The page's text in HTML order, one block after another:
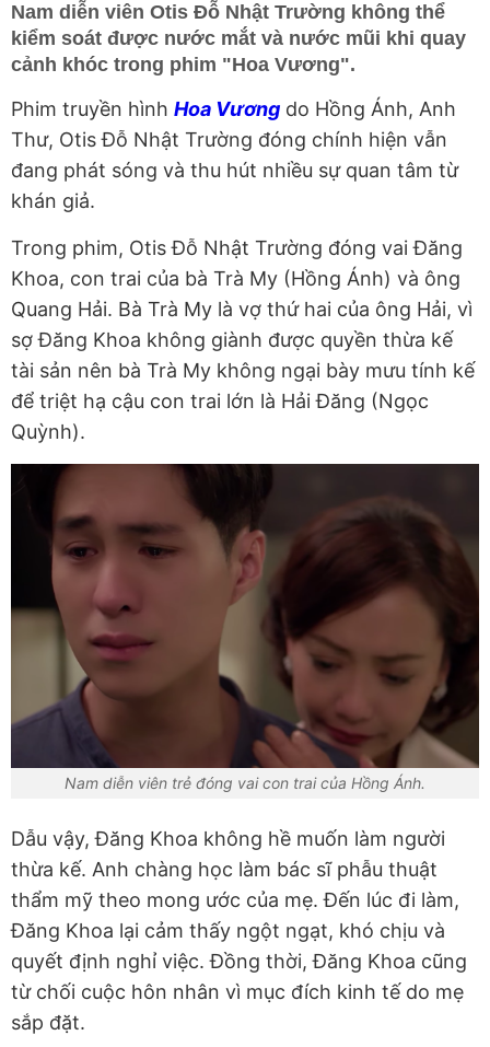
Nam diễn viên Otis Đỗ Nhật Trường không thể
kiểm soát được nước mắt và nước mũi khi quay
cảnh khóc trong phim "Hoa Vương".
Phim truyền hình Hoa Vương do Hồng Ánh, Anh
Thư, Otis Đỗ Nhật Trường đóng chính hiện vẫn
đang phát sóng và thu hút nhiều sự quan tâm từ
khán giả.
Trong phim, Otis Đỗ Nhật Trường đóng vai Đăng
Khoa, con trai của bà Trà My (Hồng Ánh) và ông
Quang Hải. Bà Trà My là vợ thứ hai của ông Hải, vì
sợ Đăng Khoa không giành được quyền thừa kế
tài sản nên bà Trà My không ngại bày mưu tính kế
để triệt hạ cậu con trai lớn là Hải Đăng (Ngọc
Quỳnh).
Nam diễn viên trẻ đóng vai con trai của Hồng Ánh.
Dẫu vậy, Đăng Khoa không hề muốn làm người
thừa kế. Anh chàng học làm bác sĩ phẫu thuật
thẩm mỹ theo mong ước của mẹ. Đến lúc đi làm,
Đăng Khoa lại cảm thấy ngột ngạt, khó chịu và
quyết định nghỉ việc. Đồng thời, Đăng Khoa cũng
từ chối cuộc hôn nhân vì mục đích kinh tế do mẹ
sắp đặt.